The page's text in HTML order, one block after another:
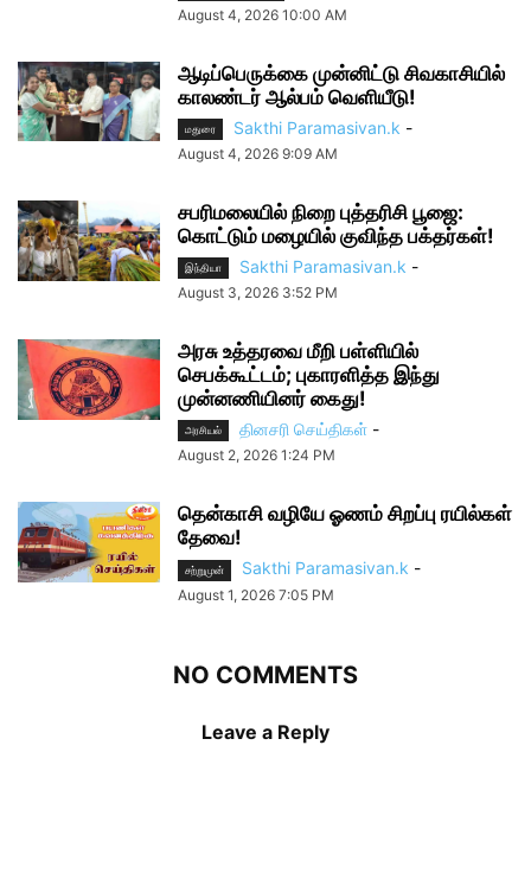
August 4, 2026 10:00 AM
ஆடிப்பெருக்கை முன்னிட்டு சிவகாசியில்
காலண்டர் ஆல்பம் வெளியீடு!
மதுரை Sakthi Paramasivan.k -
August 4, 2026 9:09 AM
சபரிமலையில் நிறை புத்தரிசி பூஜை:
கொட்டும் மழையில் குவிந்த பக்தர்கள்!
இந்தியா Sakthi Paramasivan.k -
August 3, 2026 3:52 PM
அரசு உத்தரவை மீறி பள்ளியில்
செபக்கூட்டம்; புகாரளித்த இந்து
முன்னணியினர் கைது!
அரசியல் தினசரி செய்திகள் -
August 2, 2026 1:24 PM
தென்காசி வழியே ஓணம் சிறப்பு ரயில்கள்
தேவை!
சற்றுமுன் Sakthi Paramasivan.k -
August 1, 2026 7:05 PM
NO COMMENTS
Leave a Reply